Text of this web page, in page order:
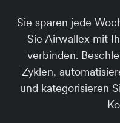
Sie sparen jede
Sie Airwallex mit
verbinden.
Zyklen,
und kategorisieren